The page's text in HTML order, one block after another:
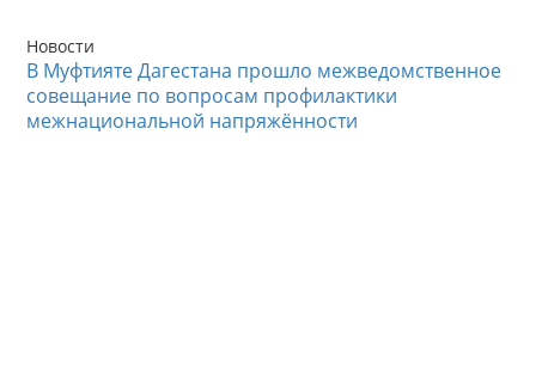
Новости
В Муфтияте Дагестана прошло межведомственное
совещание по вопросам профилактики
межнациональной напряжённости